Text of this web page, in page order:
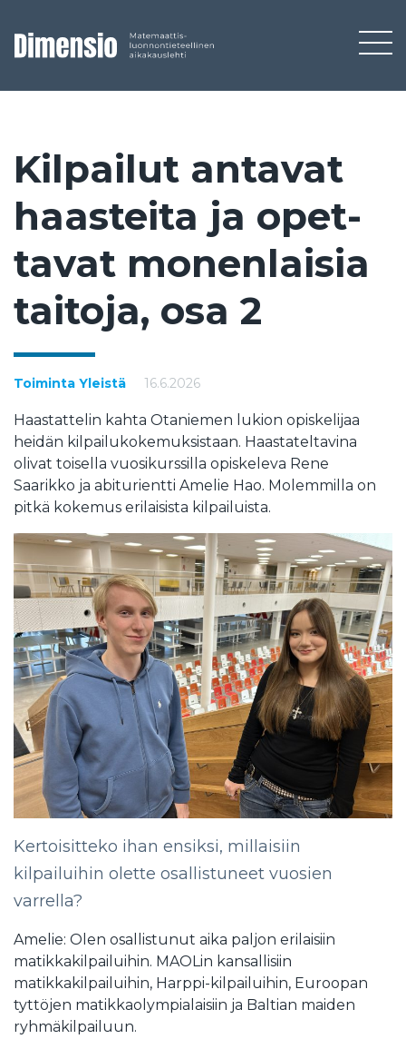
Kil­pai­lut an­ta­vat
haas­tei­ta ja opet­
ta­vat mo­nen­lai­sia
tai­to­ja, osa 2
Toiminta Yleistä 16.6.2026
Haastattelin kahta Otaniemen lukion opiskelijaa
heidän kilpailukokemuksistaan. Haastateltavina
olivat toisella vuosikurssilla opiskeleva Rene
Saarikko ja abiturientti Amelie Hao. Molemmilla on
pitkä kokemus erilaisista kilpailuista.
Kertoisitteko ihan ensiksi, millaisiin
kilpailuihin olette osallistuneet vuosien
varrella?
Amelie: Olen osallistunut aika paljon erilaisiin
matikkakilpailuihin. MAOLin kansallisiin
matikkakilpailuihin, Harppi-kilpailuihin, Euroopan
tyttöjen matikkaolympialaisiin ja Baltian maiden
ryhmäkilpailuun.